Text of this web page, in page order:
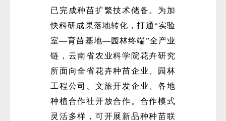
已完成种苗扩繁技术储备。为加
快科研成果落地转化，打通“实验
室—育苗基地—园林终端”全产业
链，云南省农业科学院花卉研究
所面向全省花卉种苗企业、园林
工程公司、文旅开发企业、各地
种植合作社开放合作。合作模式
灵活多样，可开展新品种种苗联